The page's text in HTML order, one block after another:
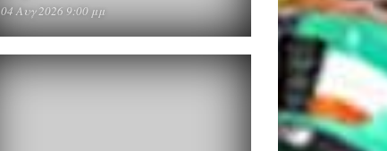
04 Αυγ 2026 9:00 μμ